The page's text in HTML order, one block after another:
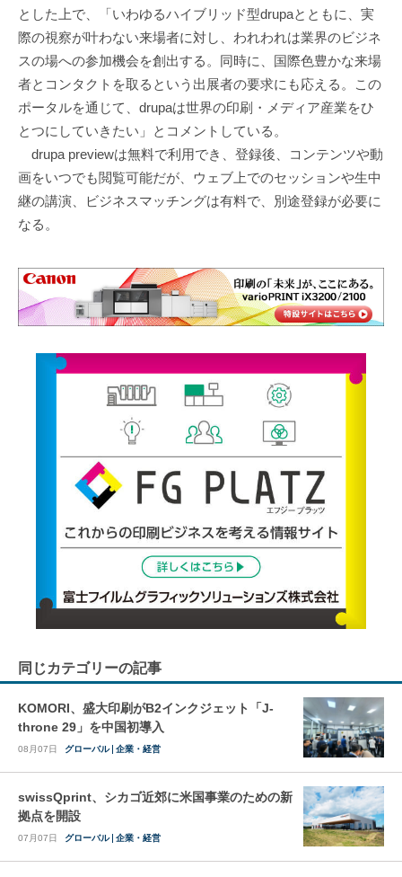
とした上で、「いわゆるハイブリッド型drupaとともに、実
際の視察が叶わない来場者に対し、われわれは業界のビジネ
スの場への参加機会を創出する。同時に、国際色豊かな来場
者とコンタクトを取るという出展者の要求にも応える。この
ポータルを通じて、drupaは世界の印刷・メディア産業をひ
とつにしていきたい」とコメントしている。
drupa previewは無料で利用でき、登録後、コンテンツや動
画をいつでも閲覧可能だが、ウェブ上でのセッションや生中
継の講演、ビジネスマッチングは有料で、別途登録が必要に
なる。
同じカテゴリーの記事
KOMORI、盛大印刷がB2インクジェット「J-
throne 29」を中国初導入
08月07日 グローバル 企業・経営
swissQprint、シカゴ近郊に⽶国事業のための新
拠点を開設
07月07日 グローバル 企業・経営